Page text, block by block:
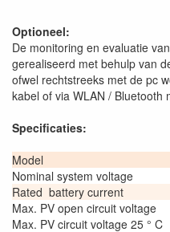
Optioneel:
De monitoring en evaluatie
gerealiseerd met behulp van
ofwel rechtstreeks met de pc
kabel of via WLAN / Bluetooth
Specificaties:
Model
Nominal system voltage
Rated battery current
Max. PV open circuit voltage
Max. PV circuit voltage 25 ° C